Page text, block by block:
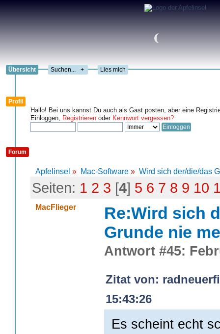
Übersicht + Lies mich
Profil
Hallo! Bei uns kannst Du auch als Gast posten, aber eine
Einloggen, Registrieren oder Kennwort vergessen?
Forum
Apfelinsel » Mac-Software » Wird sich der/die/das
Seiten: 1 2 3 [4] 5 6 7 8 9 10
MacFlieger
Re:Wird sich
Grunde nie
Antwort #45:
Zitat von:
15:43:26
Es scheint echt